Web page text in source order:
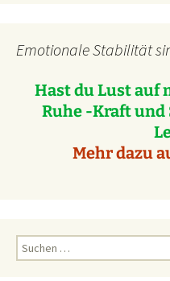
Emotionale Stabilität
Hast du Lust auf
Ruhe -Kraft
Mehr dazu
Suchen
nach: